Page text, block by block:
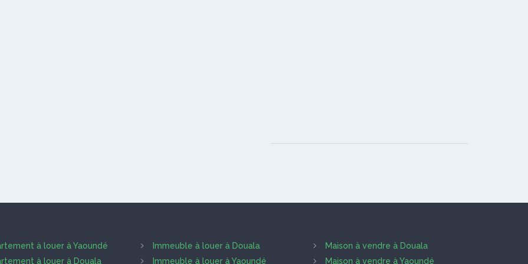
à louer à Yaoundé
à louer à Douala
Immeuble à louer à Douala
Immeuble à louer à Yaoundé
Maison à vendre à Douala
Maison à vendre à Yaoundé